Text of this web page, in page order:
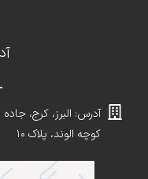
آدرس: البرز، کرج،
کوچه الوند، پلاک ۱۰